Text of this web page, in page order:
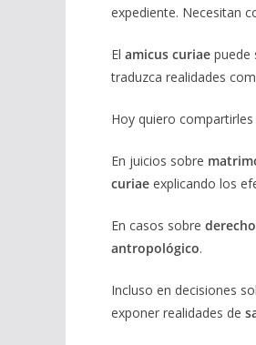
expediente. Necesitan
El amicus curiae puede
traduzca realidades
Hoy quiero
En juicios sobre
curiae explicando los
En casos sobre
antropológico.
Incluso en decisiones
exponer realidades de